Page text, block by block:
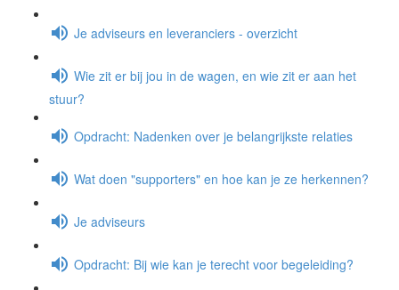
Je adviseurs en leveranciers - overzicht
Wie zit er bij jou in de wagen, en wie zit er aan het
stuur?
Opdracht: Nadenken over je belangrijkste relaties
Wat doen "supporters" en hoe kan je ze herkennen?
Je adviseurs
Opdracht: Bij wie kan je terecht voor begeleiding?